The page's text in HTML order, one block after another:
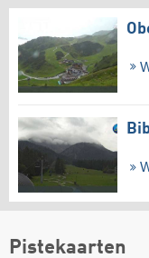
Pistekaarten